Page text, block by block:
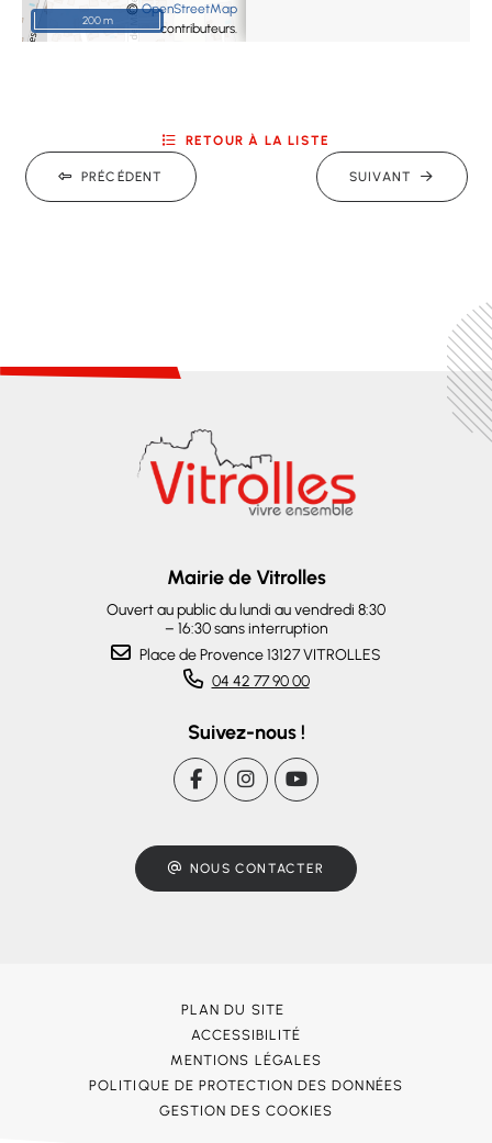
©OpenStreetMap
contributeurs.
200 m
PRÉCÉDENT
RETOUR À LA LISTE
SUIVANT
Mairie de Vitrolles
Ouvert au public du lundi au vendredi 8:30
– 16:30 sans interruption
Place de Provence 13127 VITROLLES
04 42 77 90 00
Suivez-nous !
NOUS CONTACTER
PLAN DU SITE
ACCESSIBILITÉ
MENTIONS LÉGALES
POLITIQUE DE PROTECTION DES DONNÉES
GESTION DES COOKIES